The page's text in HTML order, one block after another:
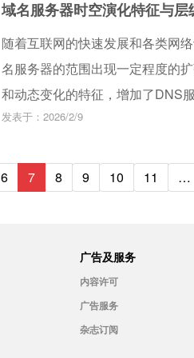
要参考依据。
域名服务器时空演化特征与
随着互联网的快速发展和各类网
名服务器的范围出现一定程度的
和动态变化的特征，增加了DNS
面监管的问题。因此在构建大规
律，为网络安全治理与新型基础
发表于：2026/2/9
6 7 8 9 10 11 …
广告及服务
内容许可
广告服务
杂志订阅